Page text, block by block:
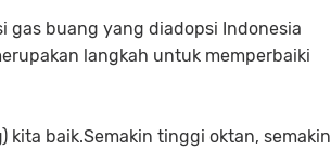
gas buang yang diadopsi Indonesia
langkah untuk memperbaiki
kita baik.Semakin tinggi oktan, semakin